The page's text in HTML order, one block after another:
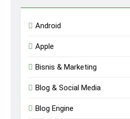
Android
Apple
Bisnis & Marketing
Blog & Social Media
Blog Engine